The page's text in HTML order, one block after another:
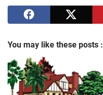
You may like these posts :